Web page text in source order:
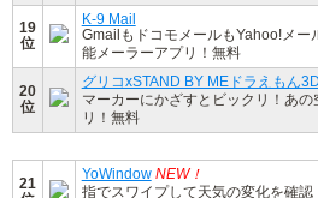
19
位
K-9 Mail
GmailもドコモメールもYahoo!メー
能メーラーアプリ！無料
20
位
グリコxSTAND BY MEドラえもん3D
マーカーにかざすとビックリ！あ
リ！無料
21
YoWindow NEW！
指でスワイプして天気の変化を確